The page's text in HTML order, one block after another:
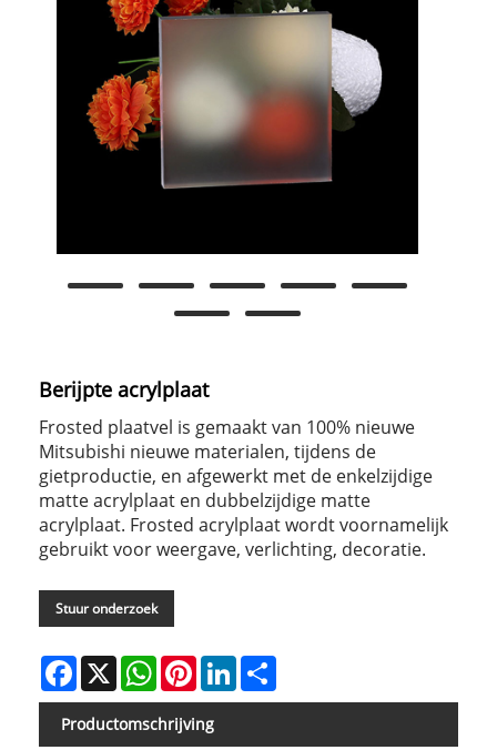
Berijpte acrylplaat
Frosted plaatvel is gemaakt van 100% nieuwe
Mitsubishi nieuwe materialen, tijdens de
gietproductie, en afgewerkt met de enkelzijdige
matte acrylplaat en dubbelzijdige matte
acrylplaat. Frosted acrylplaat wordt voornamelijk
gebruikt voor weergave, verlichting, decoratie.
Stuur onderzoek
Facebook
X WhatsAppPinterestLinkedIn
Productomschrijving